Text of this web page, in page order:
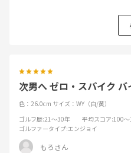
次男へ ゼロ・スパイク バ
色：26.0cm サイズ：WY（白/黄）
ゴルフ歴:21～30年 平均スコア:100
ゴルファータイプ:エンジョイ
もろさん